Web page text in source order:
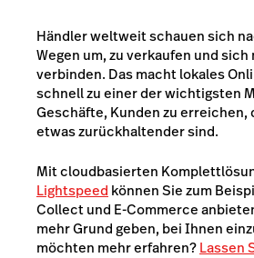
Händler weltweit schauen sich
Wegen um, zu verkaufen und sich
verbinden. Das macht lokales
schnell zu einer der wichtigsten
Geschäfte, Kunden zu
etwas zurückhaltender sind.
Mit cloudbasierten
Lightspeed können Sie zum
Collect und E-Commerce
mehr Grund geben, bei Ihnen
möchten mehr erfahren?Lassen